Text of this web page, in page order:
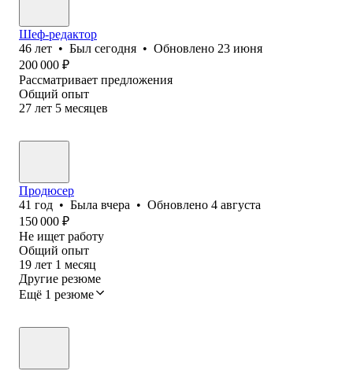
Шеф-редактор
46 лет • Был сегодня • Обновлено 23 июня
200 000 ₽
Рассматривает предложения
Общий опыт
27 лет 5 месяцев
Продюсер
41 год • Была вчера • Обновлено 4 августа
150 000 ₽
Не ищет работу
Общий опыт
19 лет 1 месяц
Другие резюме
Ещё 1 резюме